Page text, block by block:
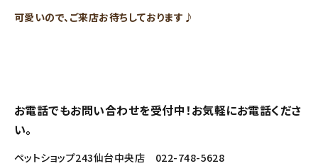
可愛いので、ご来店お待ちしております♪
お電話でもお問い合わせを受付中！お気軽にお電話くださ
い。
ペットショップ243仙台中央店 022-748-5628